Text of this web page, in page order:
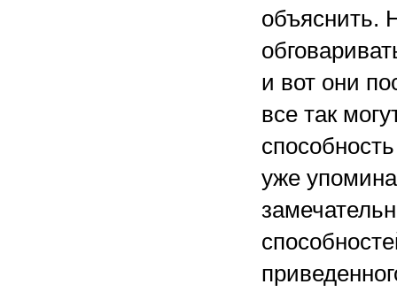
объяснить.
и вот они
все так
уже